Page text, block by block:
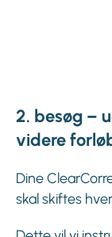
2. besøg –
videre
Dine
skal skiftes